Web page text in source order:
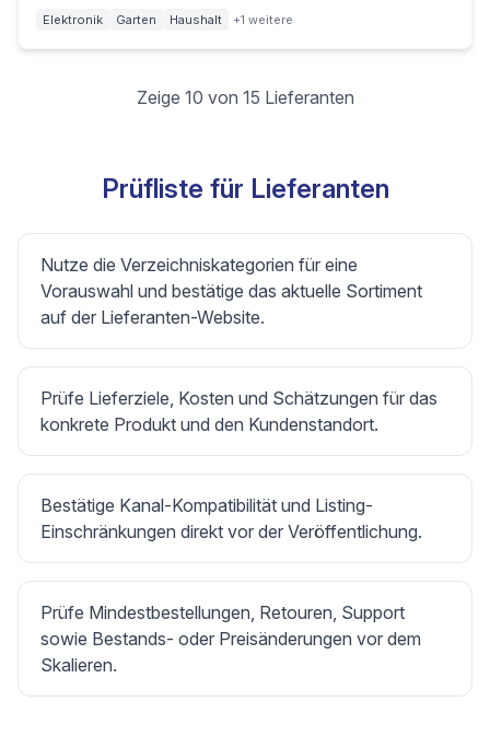
Elektronik Garten Haushalt +1 weitere
Zeige 10 von 15 Lieferanten
Prüfliste für Lieferanten
Nutze die Verzeichniskategorien für eine
Vorauswahl und bestätige das aktuelle Sortiment
auf der Lieferanten-Website.
Prüfe Lieferziele, Kosten und Schätzungen für das
konkrete Produkt und den Kundenstandort.
Bestätige Kanal-Kompatibilität und Listing-
Einschränkungen direkt vor der Veröffentlichung.
Prüfe Mindestbestellungen, Retouren, Support
sowie Bestands- oder Preisänderungen vor dem
Skalieren.